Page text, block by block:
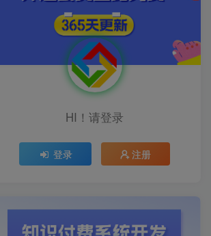
HI！请登录
登录 注册